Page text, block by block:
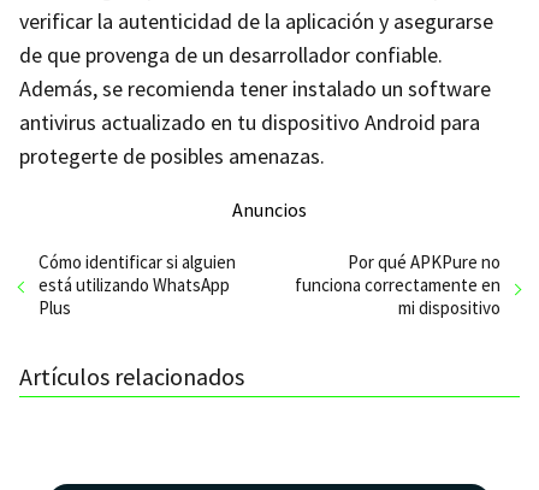
verificar la autenticidad de la aplicación y asegurarse
de que provenga de un desarrollador confiable.
Además, se recomienda tener instalado un software
antivirus actualizado en tu dispositivo Android para
protegerte de posibles amenazas.
Anuncios
Cómo identificar si alguien
está utilizando WhatsApp
Plus
Por qué APKPure no
funciona correctamente en
mi dispositivo
Artículos relacionados